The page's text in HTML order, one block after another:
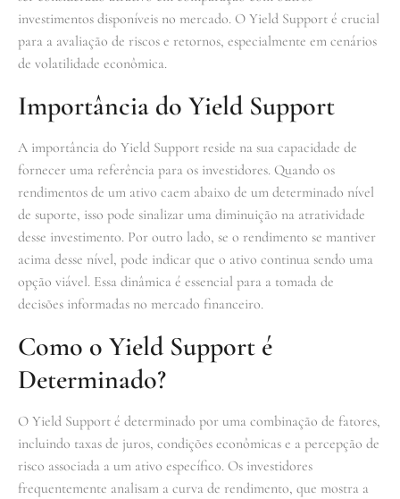
investimentos disponíveis no mercado. O Yield Support é crucial
para a avaliação de riscos e retornos, especialmente em cenários
de volatilidade econômica.
Importância do Yield Support
A importância do Yield Support reside na sua capacidade de
fornecer uma referência para os investidores. Quando os
rendimentos de um ativo caem abaixo de um determinado nível
de suporte, isso pode sinalizar uma diminuição na atratividade
desse investimento. Por outro lado, se o rendimento se mantiver
acima desse nível, pode indicar que o ativo continua sendo uma
opção viável. Essa dinâmica é essencial para a tomada de
decisões informadas no mercado financeiro.
Como o Yield Support é
Determinado?
O Yield Support é determinado por uma combinação de fatores,
incluindo taxas de juros, condições econômicas e a percepção de
risco associada a um ativo específico. Os investidores
frequentemente analisam a curva de rendimento, que mostra a